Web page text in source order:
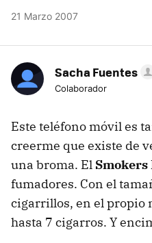
21 Marzo 2007
Sacha Fuentes
Colaborador
Este teléfono móvil es
creerme que existe de
una broma. El Smokers
fumadores. Con el
cigarrillos, en el propio
hasta 7 cigarros. Y